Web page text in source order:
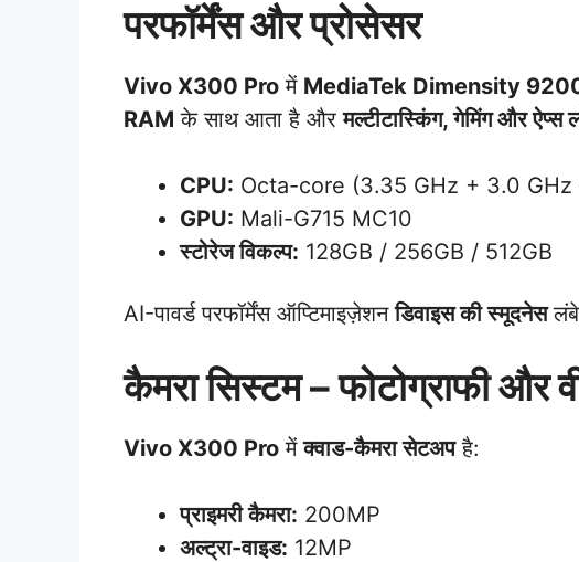
परफॉर्मेंस और प्रोसेसर
Vivo X300 Pro में MediaTek Dimensity
RAM के साथ आता है औरमल्टीटास्किंग, गेमिंग और ऐप्स
CPU: Octa-core (3.35 GHz + 3.0 GHz
GPU: Mali-G715 MC10
स्टोरेज विकल्प: 128GB / 256GB / 512GB
AI-पावर्ड परफॉर्मेंस ऑप्टिमाइज़ेशनडिवाइस की स्मूदनेसलंबे
कैमरा सिस्टम – फोटोग्राफी और
Vivo X300 Pro मेंक्वाड-कैमरा सेटअपहै:
प्राइमरी कैमरा: 200MP
अल्ट्रा-वाइड: 12MP